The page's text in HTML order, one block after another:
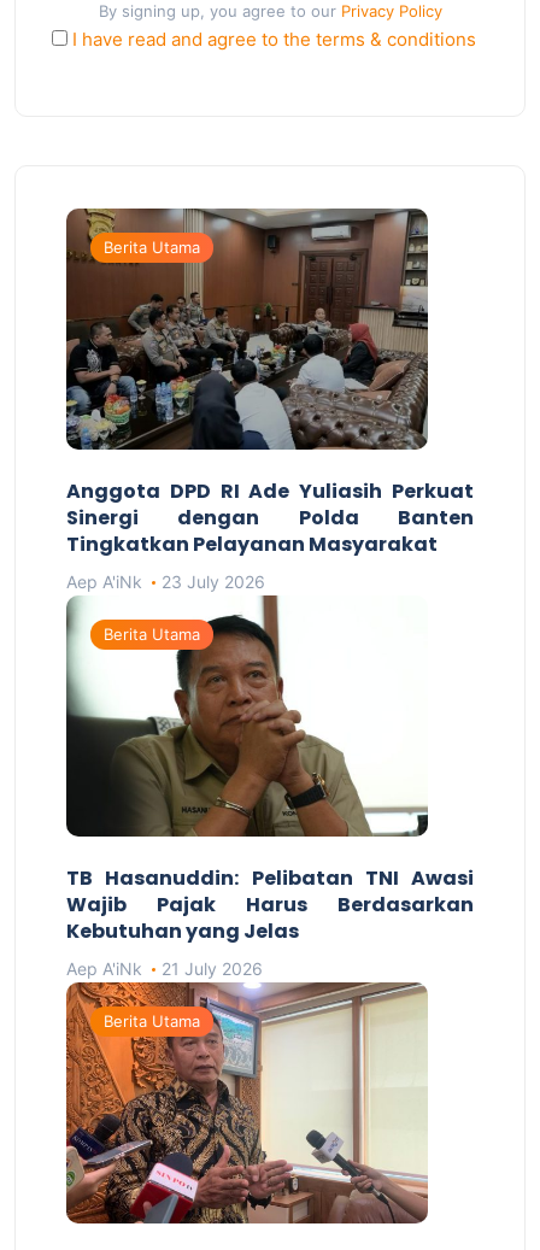
By signing up, you agree to our Privacy Policy
I have read and agree to the terms & conditions
Berita Utama
Anggota DPD RI Ade Yuliasih Perkuat
Sinergi dengan Polda Banten
Tingkatkan Pelayanan Masyarakat
Aep A'iNk 23 July 2026
Berita Utama
TB Hasanuddin: Pelibatan TNI Awasi
Wajib Pajak Harus Berdasarkan
Kebutuhan yang Jelas
Aep A'iNk 21 July 2026
Berita Utama